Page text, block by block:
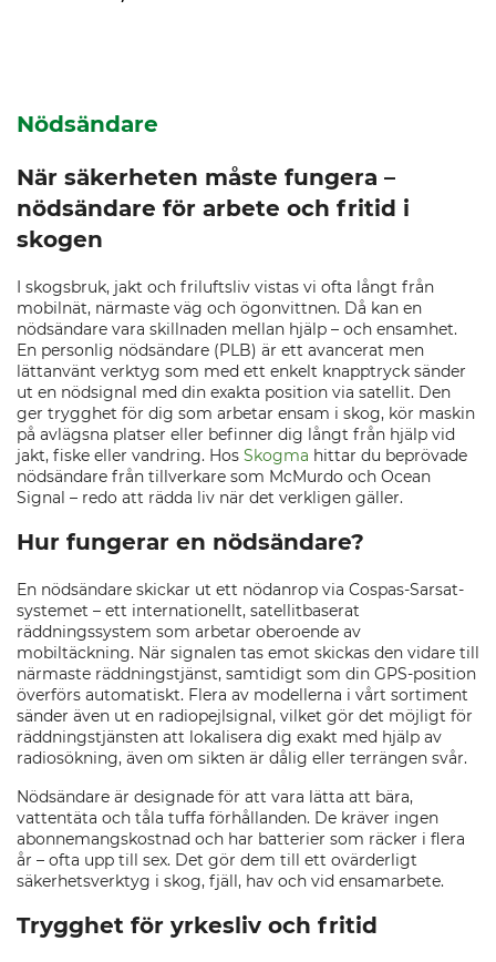
Nödsändare
När säkerheten måste fungera –
nödsändare för arbete och fritid i
skogen
I skogsbruk, jakt och friluftsliv vistas vi ofta långt från
mobilnät, närmaste väg och ögonvittnen. Då kan en
nödsändare vara skillnaden mellan hjälp – och ensamhet.
En personlig nödsändare (PLB) är ett avancerat men
lättanvänt verktyg som med ett enkelt knapptryck sänder
ut en nödsignal med din exakta position via satellit. Den
ger trygghet för dig som arbetar ensam i skog, kör maskin
på avlägsna platser eller befinner dig långt från hjälp vid
jakt, fiske eller vandring. Hos Skogma hittar du beprövade
nödsändare från tillverkare som McMurdo och Ocean
Signal – redo att rädda liv när det verkligen gäller.
Hur fungerar en nödsändare?
En nödsändare skickar ut ett nödanrop via Cospas-Sarsat-
systemet – ett internationellt, satellitbaserat
räddningssystem som arbetar oberoende av
mobiltäckning. När signalen tas emot skickas den vidare till
närmaste räddningstjänst, samtidigt som din GPS-position
överförs automatiskt. Flera av modellerna i vårt sortiment
sänder även ut en radiopejlsignal, vilket gör det möjligt för
räddningstjänsten att lokalisera dig exakt med hjälp av
radiosökning, även om sikten är dålig eller terrängen svår.
Nödsändare är designade för att vara lätta att bära,
vattentäta och tåla tuffa förhållanden. De kräver ingen
abonnemangskostnad och har batterier som räcker i flera
år – ofta upp till sex. Det gör dem till ett ovärderligt
säkerhetsverktyg i skog, fjäll, hav och vid ensamarbete.
Trygghet för yrkesliv och fritid